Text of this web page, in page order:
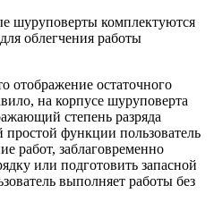
шуруповерты комплектуются
облегчения работы
отображение остаточного
на корпусе шуруповерта
степень разряда
простой функции пользователь
работ, заблаговременно
или подготовить запасной
выполняет работы без